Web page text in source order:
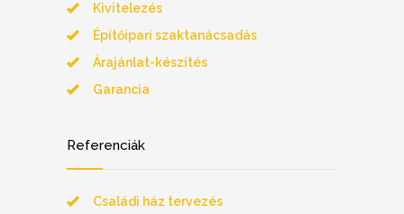
Kivitelezés
Építőipari szaktanácsadás
Árajánlat-készítés
Garancia
Referenciák
Családi ház tervezés